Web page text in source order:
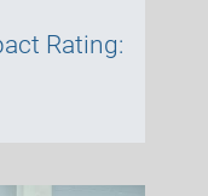
Rating: